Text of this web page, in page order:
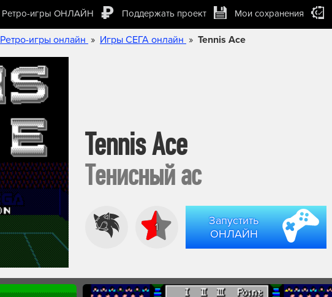
Ретро-игры ОНЛАЙН Поддержать проект Мои сохранения
Ретро-игры онлайн » Игры СЕГА онлайн » Tennis Ace
Tennis Ace
Тенисный ас
1
Запустить
ОНЛАЙН